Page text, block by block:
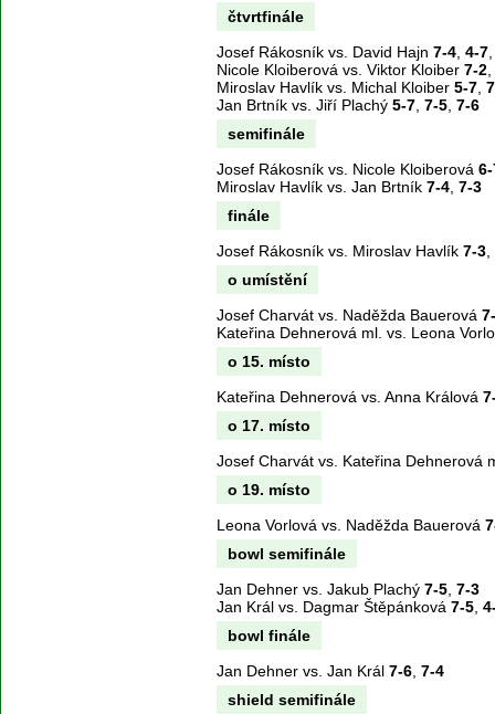
čtvrtfinále
Josef Rákosník vs. David Hajn 7-4 4-7
Nicole Kloiberová vs. Viktor Kloiber 7-2
Miroslav Havlík vs. Michal Kloiber 5-7
Jan Brtník vs. Jiří Plachý 5-7 7-5 7-6
semifinále
Josef Rákosník vs. Nicole Kloiberová
Miroslav Havlík vs. Jan Brtník 7-4 7-3
finále
Josef Rákosník vs. Miroslav Havlík 7-3
o umístění
Josef Charvát vs. Naděžda Bauerová
Kateřina Dehnerová ml. vs. Leona
o 15. místo
Kateřina Dehnerová vs. Anna Králová
o 17. místo
Josef Charvát vs. Kateřina Dehnerová
o 19. místo
Leona Vorlová vs. Naděžda Bauerová
bowl semifinále
Jan Dehner vs. Jakub Plachý 7-5 7-3
Jan Král vs. Dagmar Štěpánková 7-5
bowl finále
Jan Dehner vs. Jan Král 7-6 7-4
shield semifinále